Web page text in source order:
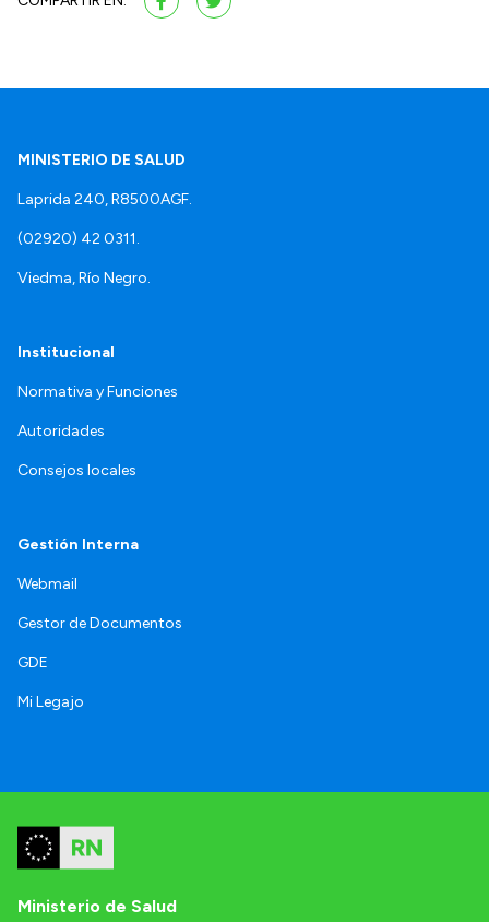
MINISTERIO DE SALUD
Laprida 240, R8500AGF.
(02920) 42 0311.
Viedma, Río Negro.
Institucional
Normativa y Funciones
Autoridades
Consejos locales
Gestión Interna
Webmail
Gestor de Documentos
GDE
Mi Legajo
Ministerio de Salud